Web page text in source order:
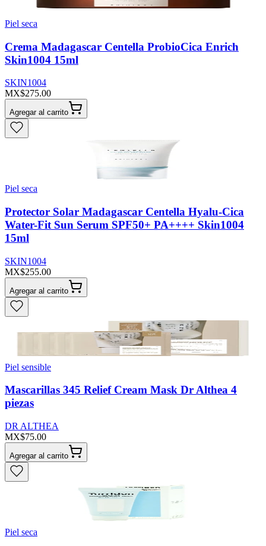
Piel seca
Crema Madagascar Centella ProbioCica Enrich
Skin1004 15ml
SKIN1004
MX$275.00
Agregar al carrito
Piel seca
Protector Solar Madagascar Centella Hyalu-Cica
Water-Fit Sun Serum SPF50+ PA++++ Skin1004
15ml
SKIN1004
MX$255.00
Agregar al carrito
Piel sensible
Mascarillas 345 Relief Cream Mask Dr Althea 4
piezas
DR ALTHEA
MX$75.00
Agregar al carrito
Piel seca